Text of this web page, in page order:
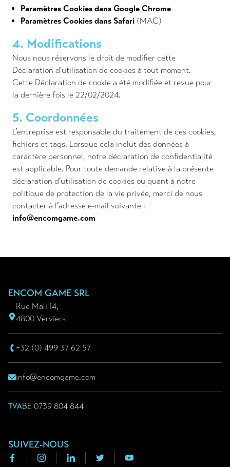
Paramètres Cookies dans Google Chrome
Paramètres Cookies dans Safari (MAC)
4. Modifications
Nous nous réservons le droit de modifier cette
Déclaration d’utilisation de cookies à tout moment.
Cette Déclaration de cookie a été modifiée et revue pour
la dernière fois le 22/02/2024.
5. Coordonnées
L’entreprise est responsable du traitement de ces cookies,
fichiers et tags. Lorsque cela inclut des données à
caractère personnel, notre déclaration de confidentialité
est applicable. Pour toute demande relative à la présente
déclaration d’utilisation de cookies ou quant à notre
politique de protection de la vie privée, merci de nous
contacter à l’adresse e-mail suivante :
info@encomgame.com
ENCOM GAME SRL
Rue Mali 14,
4800 Verviers
+32 (0) 499 37 62 57
info@encomgame.com
TVABE 0739 804 844
SUIVEZ-NOUS
FacebookInstagramLinkedin Twitter Youtube